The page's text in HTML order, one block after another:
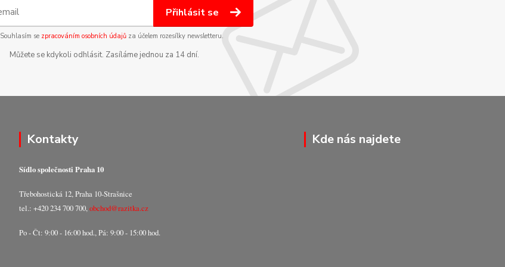
Přihlásit se
Souhlasím se zpracováním osobních údajůza účelem rozesílky newsletteru.
Můžete se kdykoli odhlásit. Zasíláme jednou za 14 dní.
Kontakty
Sídlo společnosti Praha 10
Třebohostická 12, Praha 10-Strašnice
tel.: +420 234 700 700,obchod@razitka.cz
Po - Čt: 9:00 - 16:00 hod., Pá: 9:00 - 15:00 hod.
Kde nás najdete